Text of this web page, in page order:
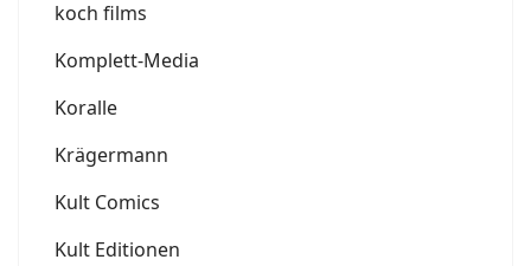
koch films
Komplett-Media
Koralle
Krägermann
Kult Comics
Kult Editionen